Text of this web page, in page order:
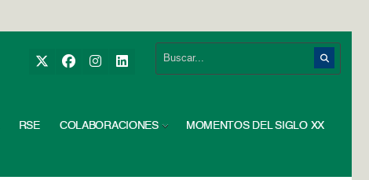
RSE COLABORACIONES MOMENTOS DEL SIGLO XX